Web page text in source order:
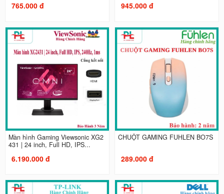
765.000 đ 945.000 đ
Màn hình Gaming Viewsonic XG2
431 | 24 inch, Full HD, IPS...
6.190.000 đ
CHUỘT GAMING FUHLEN BO7S
289.000 đ